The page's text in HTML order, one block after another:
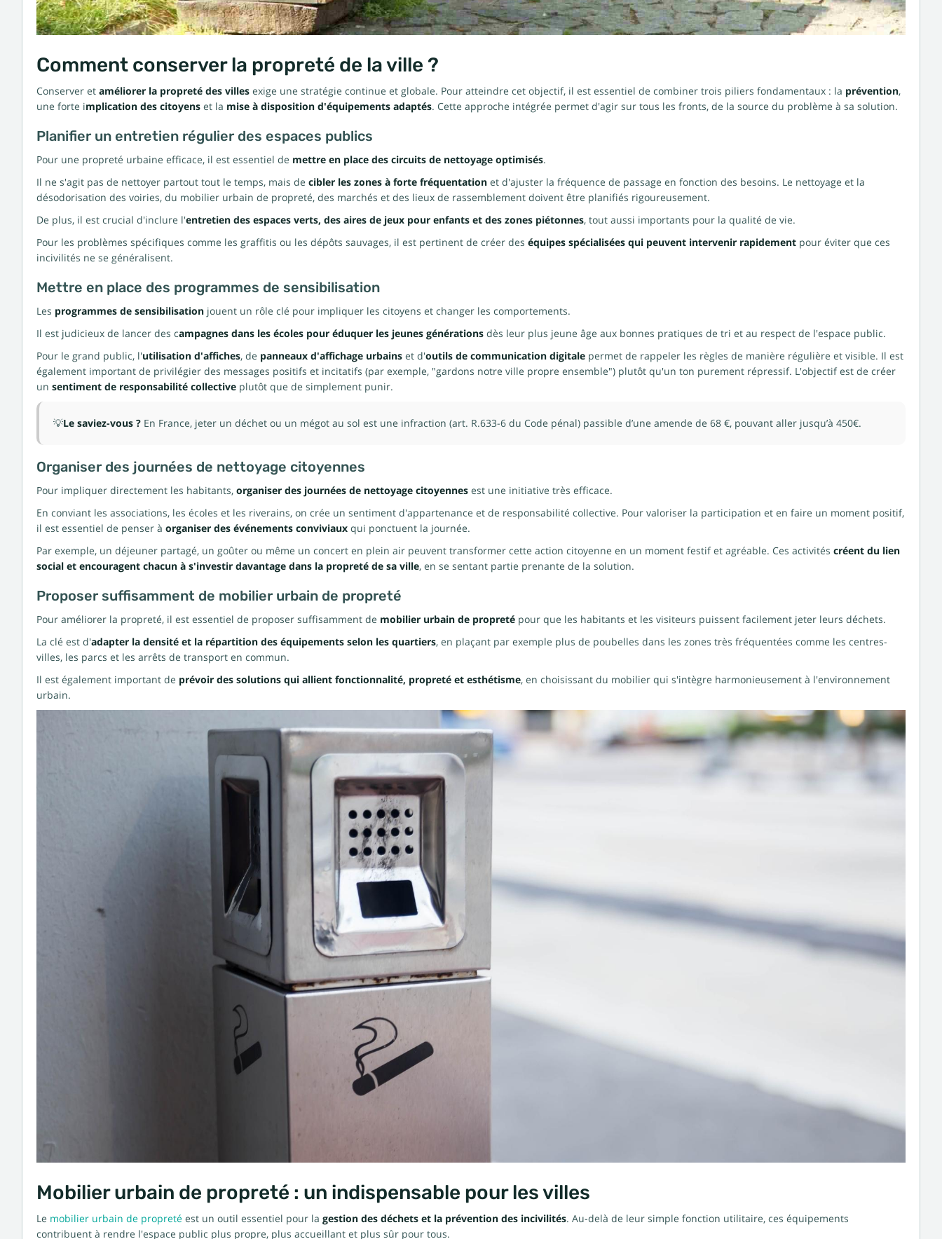
Comment conserver la propreté de la ville ?
Conserver et améliorer la propreté des villes exige une stratégie continue et globale. Pour atteindre cet objectif, il est essentiel de combiner trois piliers fondamentaux : la prévention,
une forte implication des citoyens et la mise à disposition d'équipements adaptés. Cette approche intégrée permet d'agir sur tous les fronts, de la source du problème à sa solution.
Planifier un entretien régulier des espaces publics
Pour une propreté urbaine efficace, il est essentiel de mettre en place des circuits de nettoyage optimisés.
Il ne s'agit pas de nettoyer partout tout le temps, mais de cibler les zones à forte fréquentation et d'ajuster la fréquence de passage en fonction des besoins. Le nettoyage et la
désodorisation des voiries, du mobilier urbain de propreté, des marchés et des lieux de rassemblement doivent être planifiés rigoureusement.
De plus, il est crucial d'inclure l'entretien des espaces verts, des aires de jeux pour enfants et des zones piétonnes, tout aussi importants pour la qualité de vie.
Pour les problèmes spécifiques comme les graffitis ou les dépôts sauvages, il est pertinent de créer des équipes spécialisées qui peuvent intervenir rapidement pour éviter que ces
incivilités ne se généralisent.
Mettre en place des programmes de sensibilisation
Les programmes de sensibilisation jouent un rôle clé pour impliquer les citoyens et changer les comportements.
Il est judicieux de lancer des campagnes dans les écoles pour éduquer les jeunes générations dès leur plus jeune âge aux bonnes pratiques de tri et au respect de l'espace public.
Pour le grand public, l'utilisation d'affiches, de panneaux d'affichage urbains et d'outils de communication digitale permet de rappeler les règles de manière régulière et visible. Il est
également important de privilégier des messages positifs et incitatifs (par exemple, "gardons notre ville propre ensemble") plutôt qu'un ton purement répressif. L'objectif est de créer
un sentiment de responsabilité collective plutôt que de simplement punir.
💡Le saviez-vous ? En France, jeter un déchet ou un mégot au sol est une infraction (art. R.633-6 du Code pénal) passible d’une amende de 68 €, pouvant aller jusqu’à 450€.
Organiser des journées de nettoyage citoyennes
Pour impliquer directement les habitants, organiser des journées de nettoyage citoyennes est une initiative très efficace.
En conviant les associations, les écoles et les riverains, on crée un sentiment d'appartenance et de responsabilité collective. Pour valoriser la participation et en faire un moment positif,
il est essentiel de penser à organiser des événements conviviaux qui ponctuent la journée.
Par exemple, un déjeuner partagé, un goûter ou même un concert en plein air peuvent transformer cette action citoyenne en un moment festif et agréable. Ces activités créent du lien
social et encouragent chacun à s'investir davantage dans la propreté de sa ville, en se sentant partie prenante de la solution.
Proposer suffisamment de mobilier urbain de propreté
Pour améliorer la propreté, il est essentiel de proposer suffisamment de mobilier urbain de propreté pour que les habitants et les visiteurs puissent facilement jeter leurs déchets.
La clé est d'adapter la densité et la répartition des équipements selon les quartiers, en plaçant par exemple plus de poubelles dans les zones très fréquentées comme les centres-
villes, les parcs et les arrêts de transport en commun.
Il est également important de prévoir des solutions qui allient fonctionnalité, propreté et esthétisme, en choisissant du mobilier qui s'intègre harmonieusement à l'environnement
urbain.
Mobilier urbain de propreté : un indispensable pour les villes
Le mobilier urbain de propreté est un outil essentiel pour la gestion des déchets et la prévention des incivilités. Au-delà de leur simple fonction utilitaire, ces équipements
contribuent à rendre l'espace public plus propre, plus accueillant et plus sûr pour tous.